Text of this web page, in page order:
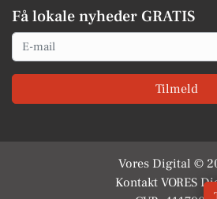
Få lokale nyheder GRATIS
Email
Tilmeld
Vores Digital ©
Kontakt VORES